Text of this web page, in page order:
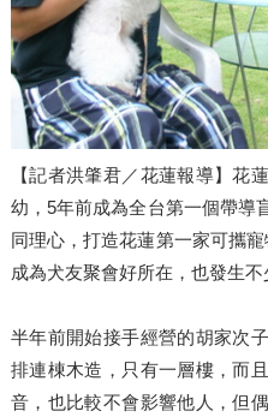
【記者洪肇君／花蓮報導】花
幼，5年前成為全台第一個帶導
同理心，打造花蓮第一家可攜
成為犬友聚會好所在，也發生不
半年前開始接手經營的胡家次
排連棟木造，只有一層樓，而
音，也比較不會影響他人，但